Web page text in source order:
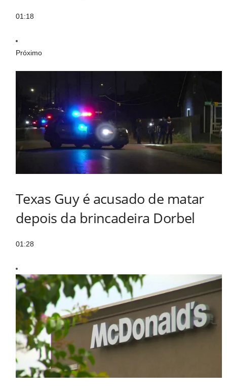
01:18
Próximo
Texas Guy é acusado de matar
depois da brincadeira Dorbel
01:28